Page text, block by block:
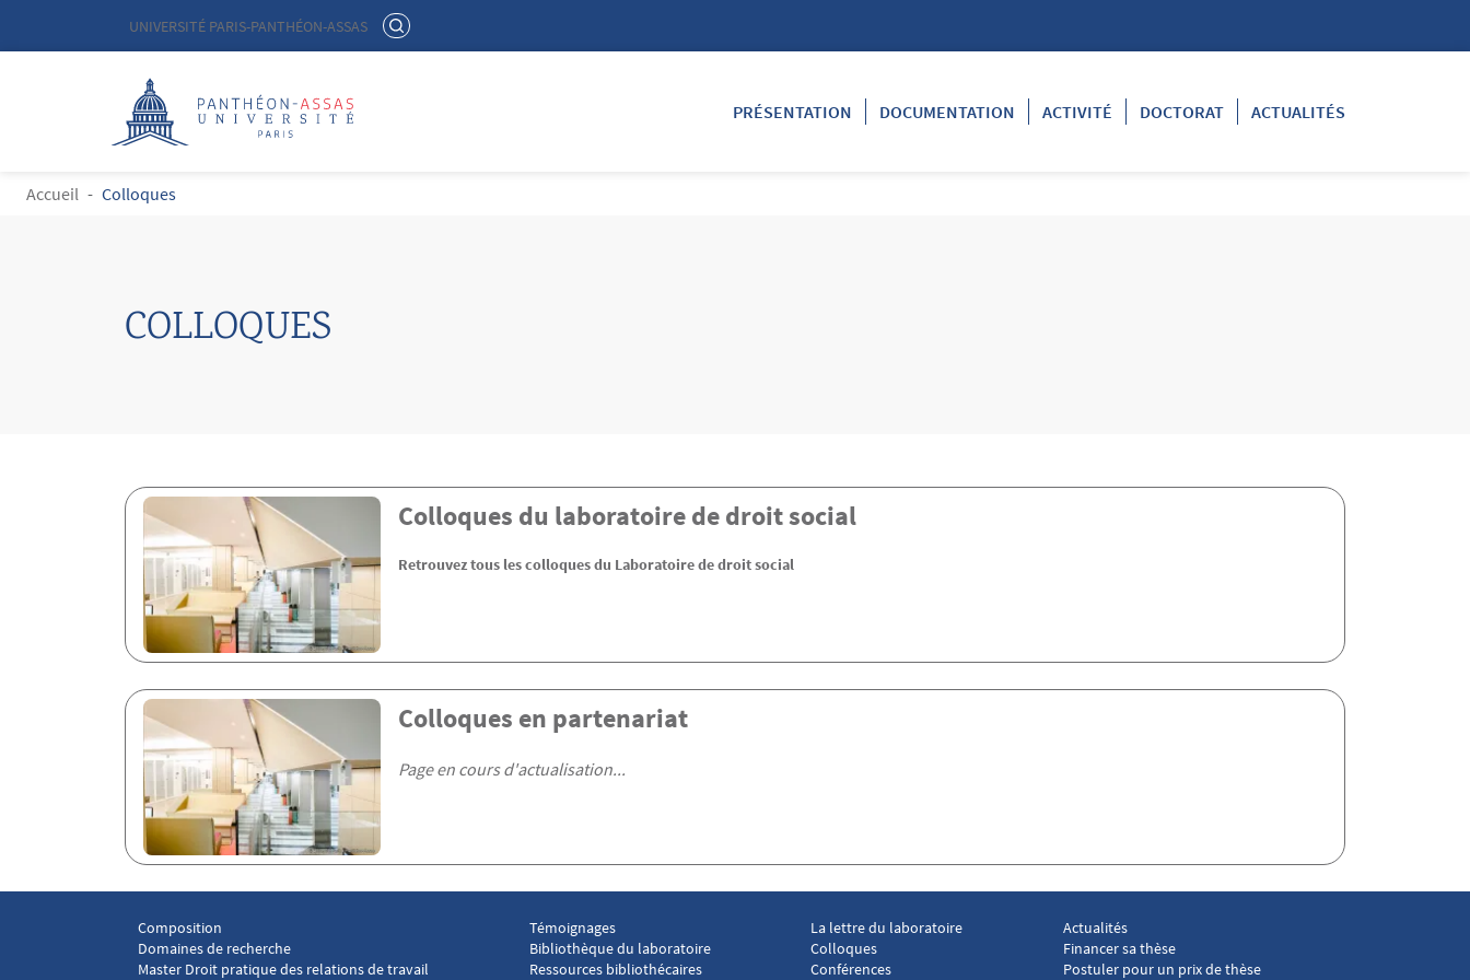
Aller au contenu principal
Menu liste site Custom EN
UNIVERSITÉ PARIS-PANTHÉON-ASSAS RECHERCHER
Logo
PRÉSENTATION
DOCUMENTATION ACTIVITÉ DOCTORAT ACTUALITÉS
FIL D'ARIANE
Accueil Colloques
COLLOQUES
Colloques du laboratoire de droit social
Retrouvez tous les colloques du Laboratoire de droit social
Colloques en partenariat
Page en cours d'actualisation...
Menu footer Laboratoire droit social 1
Composition
Domaines de recherche
Master Droit pratique des relations de travail
Menu footer Laboratoire droit social 2
Témoignages
Bibliothèque du laboratoire
Ressources bibliothécaires
Menu footer Laboratoire droit social 3
La lettre du laboratoire
Colloques
Conférences
Menu footer Laboratoire droit social 4
Actualités
Financer sa thèse
Postuler pour un prix de thèse